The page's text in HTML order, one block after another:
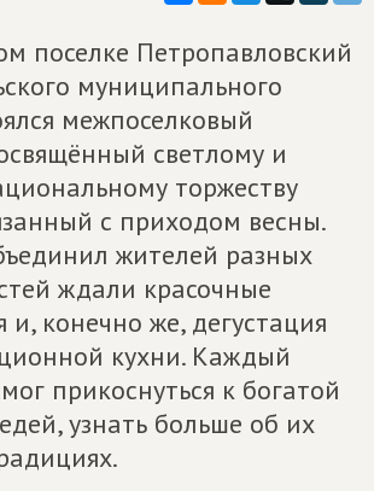
поселке Петропавловский
муниципального
межпоселковый
светлому и
торжеству
с приходом весны.
жителей разных
ждали красочные
и, конечно же, дегустация
кухни. Каждый
прикоснуться к богатой
узнать больше об их